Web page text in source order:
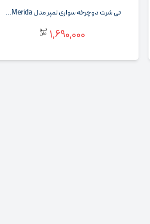
تی شرت دوچرخه سواری لمپر مدل Merida...
1,690,000